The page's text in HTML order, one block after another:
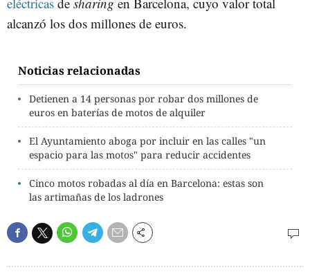
alcanzó los dos millones de euros.
Noticias relacionadas
Detienen a 14 personas por robar dos millones de
euros en baterías de motos de alquiler
El Ayuntamiento aboga por incluir en las calles "un
espacio para las motos" para reducir accidentes
Cinco motos robadas al día en Barcelona: estas son
las artimañas de los ladrones